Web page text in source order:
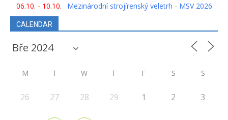
06.10. - 10.10.
Mezinárodní strojírenský veletrh - MSV 2026
CALENDAR
M T W T F S S
26 27 28 29 1 2 3